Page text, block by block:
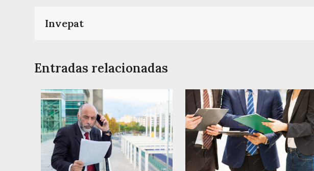
Invepat
Entradas relacionadas